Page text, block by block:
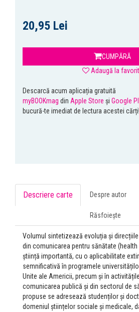
20,95 Lei
CUMPĂRĂ
Adaugă la
Descarcă acum aplicația gratuită
myBOOKmag din Apple Store și Google
bucură-te imediat de lectura acestei cărți!
Descriere carte Despre autor
Răsfoiește
Volumul sintetizează evoluția și
din comunicarea pentru sănătate
știință importantă, cu o aplicabilitate
semnificativă în programele
Unite ale Americii, precum și în
comunicarea publică și din sectorul de
propuse se adresează studenților și
domeniul științelor sociale și medicale,